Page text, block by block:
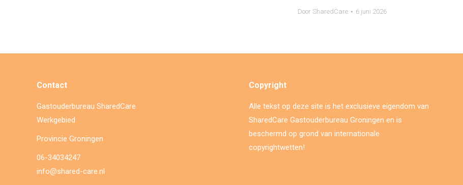
Door SharedCare 6 juni 2026
Contact
Gastouderbureau SharedCare
Werkgebied
Provincie Groningen
06-34034247
info@shared-care.nl
Copyright
Alle tekst op deze site is het exclusieve eigendom van
SharedCare Gastouderbureau Groningen en is
beschermd op grond van internationale
copyrightwetten!